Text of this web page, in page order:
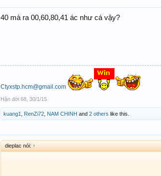
40 mà ra 00,60,80,41 ác như cá vậy?
Ctyxstp.hcm@gmail.com
Hận đời 68 30/1/15
kuang1 RenZi72 NAM CHINH and 2 others like this.
dieplac nói: ↑